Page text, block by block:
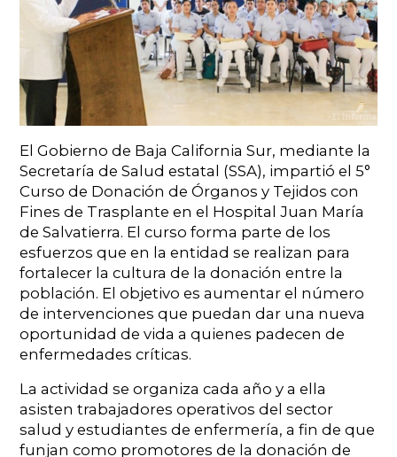
El Gobierno de Baja California Sur, mediante la
Secretaría de Salud estatal (SSA), impartió el 5°
Curso de Donación de Órganos y Tejidos con
Fines de Trasplante en el Hospital Juan María
de Salvatierra. El curso forma parte de los
esfuerzos que en la entidad se realizan para
fortalecer la cultura de la donación entre la
población. El objetivo es aumentar el número
de intervenciones que puedan dar una nueva
oportunidad de vida a quienes padecen de
enfermedades críticas.
La actividad se organiza cada año y a ella
asisten trabajadores operativos del sector
salud y estudiantes de enfermería, a fin de que
funjan como promotores de la donación de